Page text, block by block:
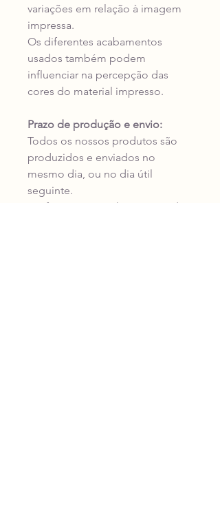
variações em relação à imagem
impressa.
Os diferentes acabamentos
usados também podem
influenciar na percepção das
cores do material impresso.
Prazo de produção e envio:
Todos os nossos produtos são
produzidos e enviados no
mesmo dia, ou no dia útil
seguinte.
Verifique no carrinho o prazo de